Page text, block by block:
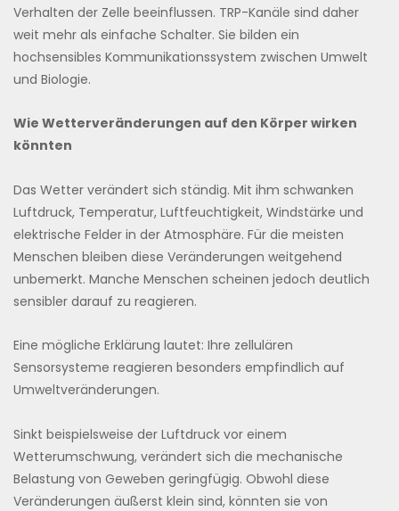
Verhalten der Zelle beeinflussen. TRP-Kanäle sind daher
weit mehr als einfache Schalter. Sie bilden ein
hochsensibles Kommunikationssystem zwischen Umwelt
und Biologie.
Wie Wetterveränderungen auf den Körper wirken
könnten
Das Wetter verändert sich ständig. Mit ihm schwanken
Luftdruck, Temperatur, Luftfeuchtigkeit, Windstärke und
elektrische Felder in der Atmosphäre. Für die meisten
Menschen bleiben diese Veränderungen weitgehend
unbemerkt. Manche Menschen scheinen jedoch deutlich
sensibler darauf zu reagieren.
Eine mögliche Erklärung lautet: Ihre zellulären
Sensorsysteme reagieren besonders empfindlich auf
Umweltveränderungen.
Sinkt beispielsweise der Luftdruck vor einem
Wetterumschwung, verändert sich die mechanische
Belastung von Geweben geringfügig. Obwohl diese
Veränderungen äußerst klein sind, könnten sie von